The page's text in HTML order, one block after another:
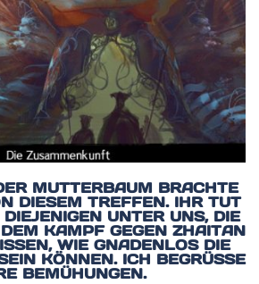
MUTTERBAUM BRACHTE
DIESEM TREFFEN. IHR TUT
UNTER UNS, DIE
KAMPF GEGEN ZHAITAN
WIE GNADENLOS DIE
KÖNNEN. ICH BEGRÜSSE E
BEMÜHUNGEN.